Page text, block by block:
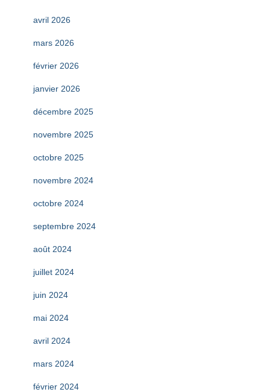
avril 2026
mars 2026
février 2026
janvier 2026
décembre 2025
novembre 2025
octobre 2025
novembre 2024
octobre 2024
septembre 2024
août 2024
juillet 2024
juin 2024
mai 2024
avril 2024
mars 2024
février 2024